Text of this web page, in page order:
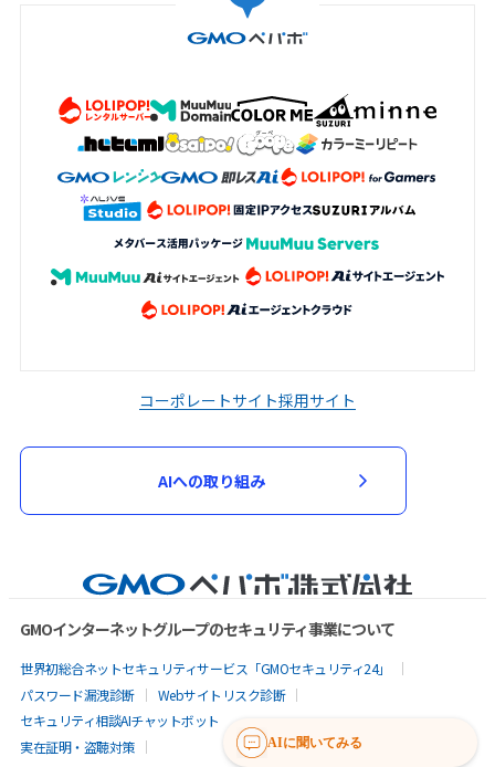
コーポレートサイト採用サイト
AIへの取り組み
GMOインターネットグループのセキュリティ事業について
世界初総合ネットセキュリティサービス「GMOセキュリティ24」
パスワード漏洩診断
Webサイトリスク診断
セキュリティ相談AIチャットボット
実在証明・盗聴対策
AIに聞いてみる